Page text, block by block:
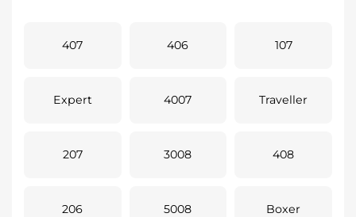
407 406 107
Expert 4007 Traveller
207 3008 408
206 5008 Boxer